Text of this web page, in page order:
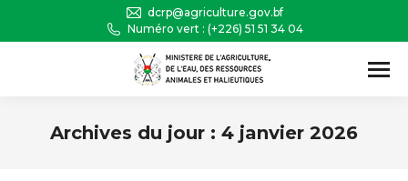
dcrp@agriculture.gov.bf
Numéro vert : (+226) 51 51 34 04
Archives du jour : 4 janvier 2026